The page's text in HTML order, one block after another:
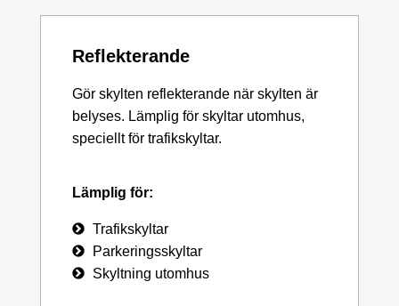
Reflekterande
Gör skylten reflekterande när skylten är
belyses. Lämplig för skyltar utomhus,
speciellt för trafikskyltar.
Lämplig för:
Trafikskyltar
Parkeringsskyltar
Skyltning utomhus